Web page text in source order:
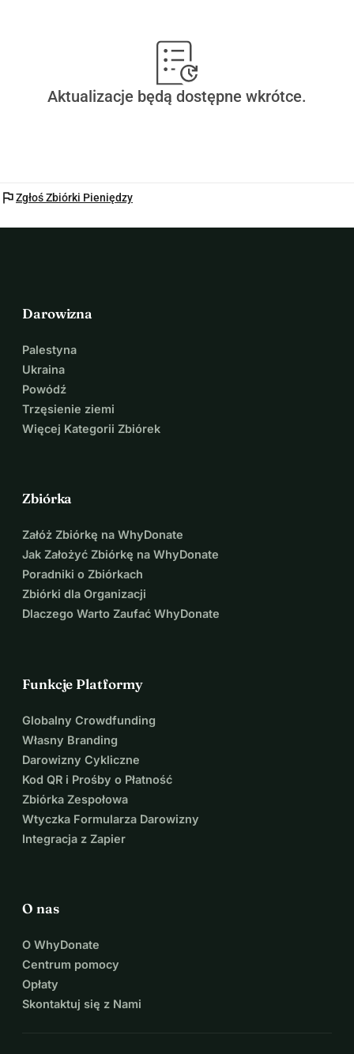
Aktualizacje będą dostępne wkrótce.
flagZgłoś Zbiórki Pieniędzy
Darowizna
Palestyna
Ukraina
Powódź
Trzęsienie ziemi
Więcej Kategorii Zbiórek
Zbiórka
Załóż Zbiórkę na WhyDonate
Jak Założyć Zbiórkę na WhyDonate
Poradniki o Zbiórkach
Zbiórki dla Organizacji
Dlaczego Warto Zaufać WhyDonate
Funkcje Platformy
Globalny Crowdfunding
Własny Branding
Darowizny Cykliczne
Kod QR i Prośby o Płatność
Zbiórka Zespołowa
Wtyczka Formularza Darowizny
Integracja z Zapier
O nas
O WhyDonate
Centrum pomocy
Opłaty
Skontaktuj się z Nami